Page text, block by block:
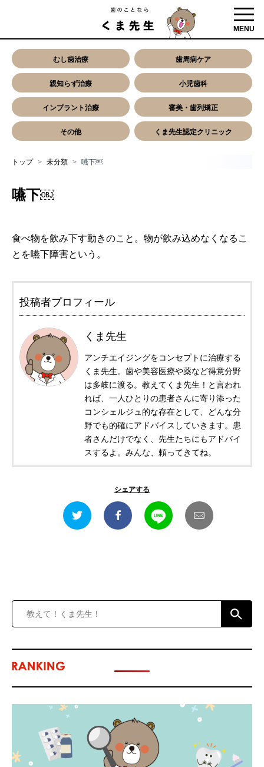
MENU
むし歯治療 歯周病ケア
親知らず治療 小児歯科
インプラント治療 審美・歯列矯正
その他 くま先生認定クリニック
トップ 未分類 嚥下￼
嚥下￼
食べ物を飲み下す動きのこと。物が飲み込めなくなるこ
とを嚥下障害という。
投稿者プロフィール
くま先生
アンチエイジングをコンセプトに治療する
くま先生。歯や美容医療や薬など得意分野
は多岐に渡る。教えてくま先生！と言われ
れば、一人ひとりの患者さんに寄り添った
コンシェルジュ的な存在として、どんな分
野でも的確にアドバイスしていきます。患
者さんだけでなく、先生たちにもアドバイ
スするよ。みんな、頼ってきてね。
シェアする